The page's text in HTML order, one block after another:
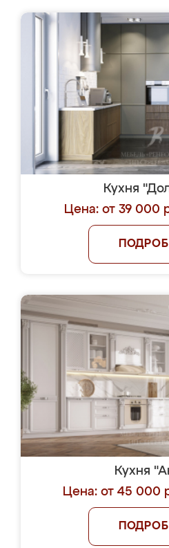
Кухня
Цена: от 39 000
Кухня
Цена: от 45 000